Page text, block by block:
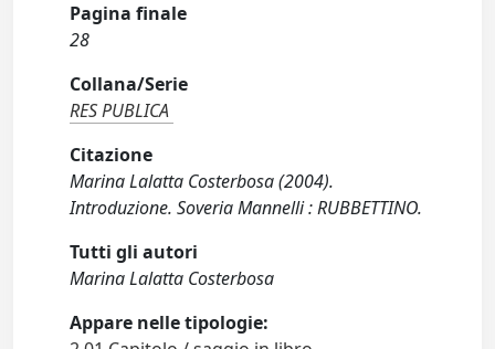
Pagina finale
28
Collana/Serie
RES PUBLICA
Citazione
Marina Lalatta Costerbosa (2004).
Introduzione. Soveria Mannelli : RUBBETTINO.
Tutti gli autori
Marina Lalatta Costerbosa
Appare nelle tipologie: